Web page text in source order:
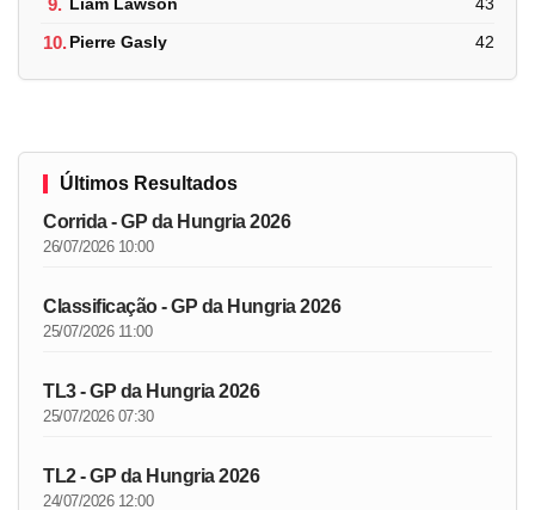
Liam Lawson 43
10.Pierre Gasly 42
Últimos Resultados
Corrida - GP da Hungria 2026
26/07/2026 10:00
Classificação - GP da Hungria 2026
25/07/2026 11:00
TL3 - GP da Hungria 2026
25/07/2026 07:30
TL2 - GP da Hungria 2026
24/07/2026 12:00